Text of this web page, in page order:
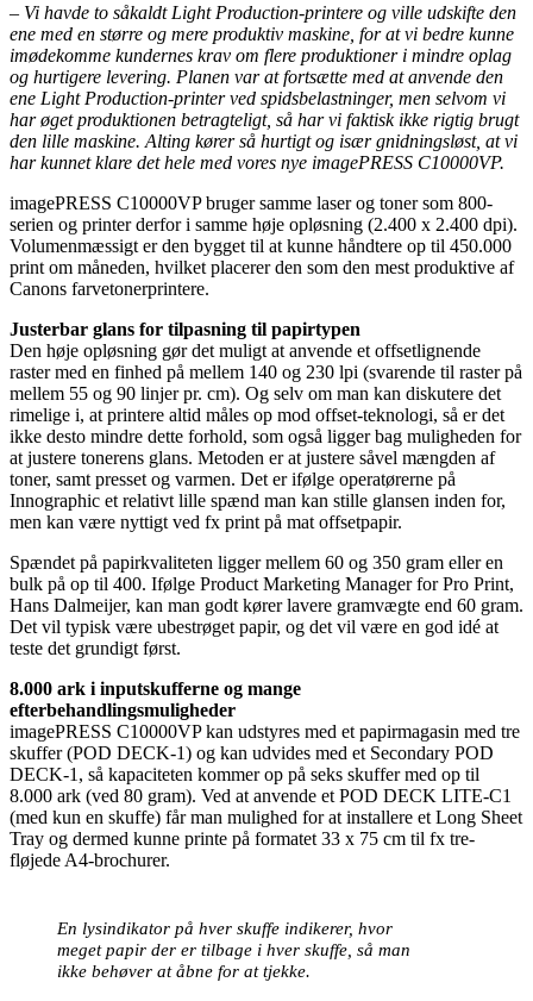
– Vi havde to såkaldt Light Production-printere og ville udskifte den
ene med en større og mere produktiv maskine, for at vi bedre kunne
imødekomme kundernes krav om flere produktioner i mindre oplag
og hurtigere levering. Planen var at fortsætte med at anvende den
ene Light Production-printer ved spidsbelastninger, men selvom vi
har øget produktionen betragteligt, så har vi faktisk ikke rigtig brugt
den lille maskine. Alting kører så hurtigt og især gnidningsløst, at vi
har kunnet klare det hele med vores nye imagePRESS C10000VP.
imagePRESS C10000VP bruger samme laser og toner som 800-
serien og printer derfor i samme høje opløsning (2.400 x 2.400 dpi).
Volumenmæssigt er den bygget til at kunne håndtere op til 450.000
print om måneden, hvilket placerer den som den mest produktive af
Canons farvetonerprintere.
Justerbar glans for tilpasning til papirtypen
Den høje opløsning gør det muligt at anvende et offsetlignende
raster med en finhed på mellem 140 og 230 lpi (svarende til raster på
mellem 55 og 90 linjer pr. cm). Og selv om man kan diskutere det
rimelige i, at printere altid måles op mod offset-teknologi, så er det
ikke desto mindre dette forhold, som også ligger bag muligheden for
at justere tonerens glans. Metoden er at justere såvel mængden af
toner, samt presset og varmen. Det er ifølge operatørerne på
Innographic et relativt lille spænd man kan stille glansen inden for,
men kan være nyttigt ved fx print på mat offsetpapir.
Spændet på papirkvaliteten ligger mellem 60 og 350 gram eller en
bulk på op til 400. Ifølge Product Marketing Manager for Pro Print,
Hans Dalmeijer, kan man godt kører lavere gramvægte end 60 gram.
Det vil typisk være ubestrøget papir, og det vil være en god idé at
teste det grundigt først.
8.000 ark i inputskufferne og mange
efterbehandlingsmuligheder
imagePRESS C10000VP kan udstyres med et papirmagasin med tre
skuffer (POD DECK-1) og kan udvides med et Secondary POD
DECK-1, så kapaciteten kommer op på seks skuffer med op til
8.000 ark (ved 80 gram). Ved at anvende et POD DECK LITE-C1
(med kun en skuffe) får man mulighed for at installere et Long Sheet
Tray og dermed kunne printe på formatet 33 x 75 cm til fx tre-
fløjede A4-brochurer.
En lysindikator på hver skuffe indikerer, hvor
meget papir der er tilbage i hver skuffe, så man
ikke behøver at åbne for at tjekke.